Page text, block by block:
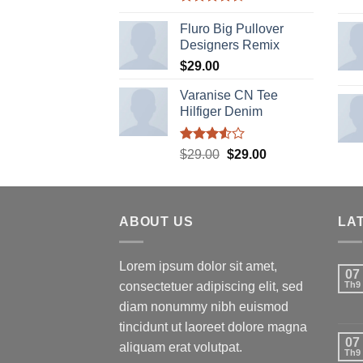
hạng 4.33
5 sao
Fluro Big Pullover
Designers Remix
$29.00
Varanise CN Tee
Hilfiger Denim
Được
$29.00 Giá
là:
$29.00Giá
tại
ABOUT US
Lorem ipsum dolor sit amet,
consectetuer adipiscing elit, sed
diam nonummy nibh euismod
tincidunt ut laoreet dolore magna
aliquam erat volutpat.
07
Th9
07
Th9